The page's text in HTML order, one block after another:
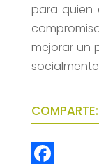
para quien
mejorar un
COMPARTE: